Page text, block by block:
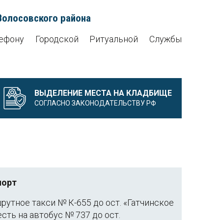
района
Городской Ритуальной Службы
ВЫДЕЛЕНИЕ МЕСТА НА КЛАДБИЩЕ
СОГЛАСНО ЗАКОНОДАТЕЛЬСТВУ РФ
такси № К-655 до ост. «Гатчинское
на автобус № 737 до ост.